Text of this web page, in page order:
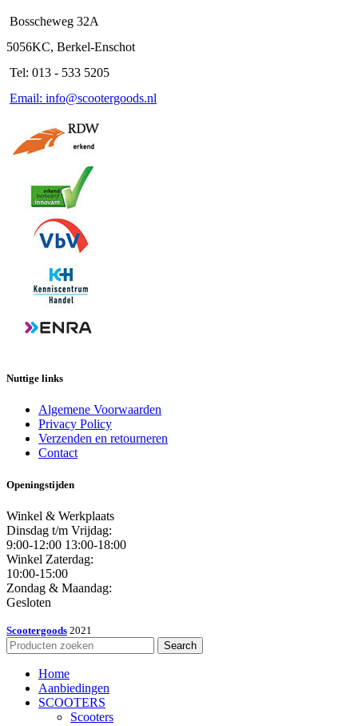
Bosscheweg 32A
5056KC, Berkel-Enschot
Tel: 013 - 533 5205
Email: info@scootergoods.nl
Nuttige links
Algemene Voorwaarden
Privacy Policy
Verzenden en retourneren
Contact
Openingstijden
Winkel & Werkplaats
Dinsdag t/m Vrijdag:
9:00-12:00 13:00-18:00
Winkel Zaterdag:
10:00-15:00
Zondag & Maandag:
Gesloten
Scootergoods 2021
Search
Home
Aanbiedingen
SCOOTERS
Scooters